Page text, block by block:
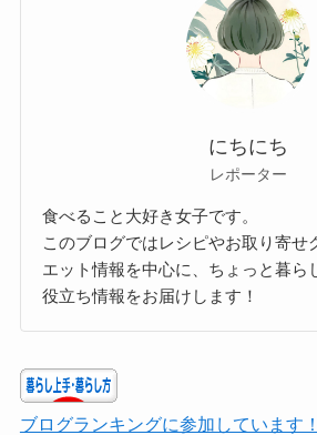
にちにち
レポーター
食べること大好き女子です。
このブログではレシピやお取り寄せ
エット情報を中心に、ちょっと暮ら
役立ち情報をお届けします！
ブログランキングに参加しています